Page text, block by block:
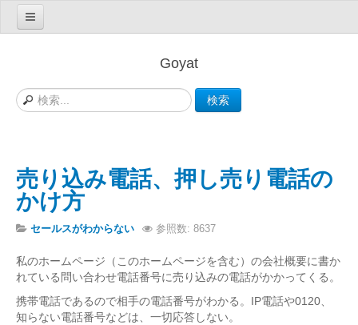
Goyat
検索
ビジネスの問題解決
売上を増やしたい人は
仕事が辛い人は
情報という餌で集客するCMSツール
会員登録
売り込み電話、押し売り電話の
かけ方
セールスがわからない 参照数: 8637
私のホームページ（このホームページを含む）の会社概要に書か
れている問い合わせ電話番号に売り込みの電話がかかってくる。
携帯電話であるので相手の電話番号がわかる。IP電話や0120、
知らない電話番号などは、一切応答しない。